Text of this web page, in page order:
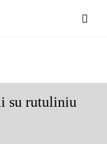
su rutuliniu